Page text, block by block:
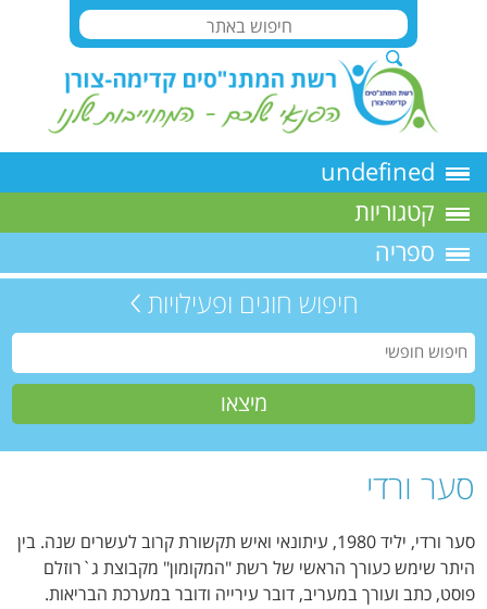
undefined
קטגוריות
ספריה
חיפוש חוגים ופעילויות
סער ורדי
סער ורדי, יליד 1980, עיתונאי ואיש תקשורת קרוב לעשרים שנה. בין
היתר שימש כעורך הראשי של רשת "המקומון" מקבוצת ג`רוזלם
פוסט, כתב ועורך במעריב, דובר עירייה ודובר במערכת הבריאות.